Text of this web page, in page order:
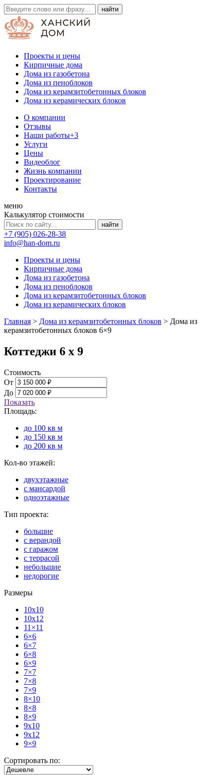
Проекты и цены
Кирпичные дома
Дома из газобетона
Дома из пеноблоков
Дома из керамзитобетонных блоков
Дома из керамических блоков
О компании
Отзывы
Наши работы+3
Услуги
Цены
Видеоблог
Жизнь компании
Проектирование
Контакты
меню
Калькулятор стоимости
+7 (905) 026-28-38
info@han-dom.ru
Проекты и цены
Кирпичные дома
Дома из газобетона
Дома из пеноблоков
Дома из керамзитобетонных блоков
Дома из керамических блоков
Главная > Дома из керамзитобетонных блоков > Дома из
керамзитобетонных блоков 6×9
Коттеджи 6 х 9
Стоимость
От
До
Показать
Площадь:
до 100 кв м
до 150 кв м
до 200 кв м
Кол-во этажей:
двухэтажные
с мансардой
одноэтажные
Тип проекта:
большие
с верандой
с гаражом
с террасой
небольшие
недорогие
Размеры
10x10
10x12
11×11
6×6
6×7
6×8
6×9
7×7
7×8
7×9
8×10
8×8
8×9
9x10
9x12
9×9
Сортировать по: